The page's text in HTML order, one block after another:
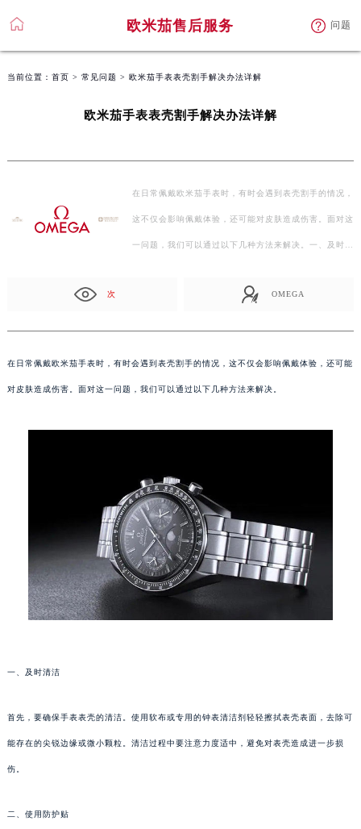
欧米茄售后服务 问题
当前位置： 首页 > 常见问题 > 欧米茄手表表壳割手解决办法详解
欧米茄手表表壳割手解决办法详解
在日常佩戴欧米茄手表时，有时会遇到表壳割手的情况，
这不仅会影响佩戴体验，还可能对皮肤造成伤害。面对这
一问题，我们可以通过以下几种方法来解决。一、及时
次 OMEGA
在日常佩戴欧米茄手表时，有时会遇到表壳割手的情况，这不仅会影响佩戴体验，还可能
对皮肤造成伤害。面对这一问题，我们可以通过以下几种方法来解决。
一、及时清洁
首先，要确保手表表壳的清洁。使用软布或专用的钟表清洁剂轻轻擦拭表壳表面，去除可
能存在的尖锐边缘或微小颗粒。清洁过程中要注意力度适中，避免对表壳造成进一步损
伤。
二、使用防护贴